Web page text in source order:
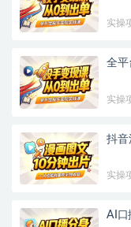
实操
全平
实操
抖音
实操
AI口